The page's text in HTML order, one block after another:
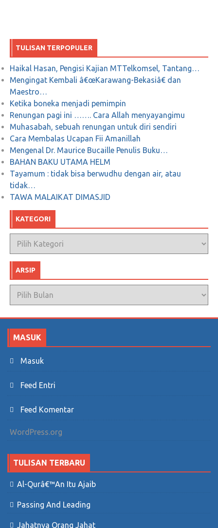
Nama Israel dari Peta Dunia
Sejarah Patung Dirgantara (Patung Pancoran)
Januari 5, 2018 0
TULISAN TERPOPULER
Haikal Hasan, Pengisi Kajian MTTelkomsel, Tantang…
Mengingat Kembali â€œKarawang-Bekasiâ€ dan
Maestro…
Ketika boneka menjadi pemimpin
Renungan pagi ini ……. Cara Allah menyayangimu
Muhasabah, sebuah renungan untuk diri sendiri
Cara Membalas Ucapan Fii Amanillah
Mengenal Dr. Maurice Bucaille Penulis Buku…
BAHAN BAKU UTAMA HELM
Tayamum : tidak bisa berwudhu dengan air, atau
tidak…
TAWA MALAIKAT DIMASJID
KATEGORI
Kategori
ARSIP
Arsip
MASUK
Masuk
Feed Entri
Feed Komentar
WordPress.org
TULISAN TERBARU
Al-Qurâ€™an Itu Ajaib
Passing And Leading
Jahatnya Orang Jahat